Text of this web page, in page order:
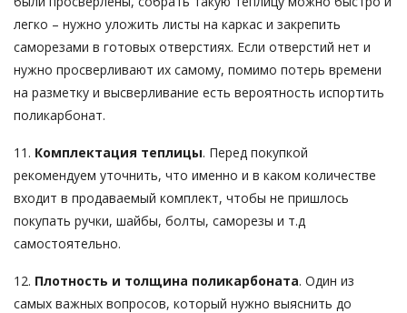
легко – нужно уложить листы на каркас и закрепить
саморезами в готовых отверстиях. Если отверстий нет и
нужно просверливают их самому, помимо потерь времени
на разметку и высверливание есть вероятность испортить
поликарбонат.
11. Комплектация теплицы. Перед покупкой
рекомендуем уточнить, что именно и в каком количестве
входит в продаваемый комплект, чтобы не пришлось
покупать ручки, шайбы, болты, саморезы и т.д
самостоятельно.
12. Плотность и толщина поликарбоната. Один из
самых важных вопросов, который нужно выяснить до